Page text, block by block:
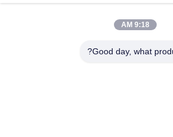
256 ميجا بايت مع التاريخ ودرجة الحرارة مع شاشة عرض
9:18 AM
Good day, what